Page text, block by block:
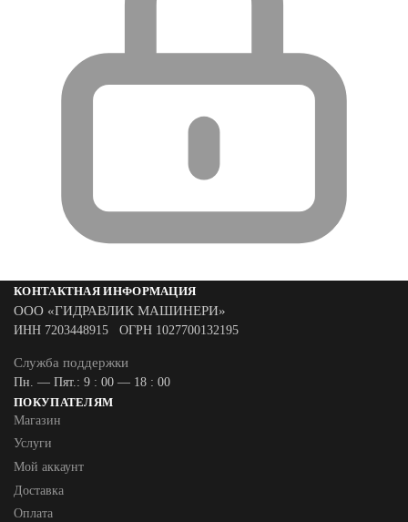
КОНТАКТНАЯ ИНФОРМАЦИЯ
ООО «ГИДРАВЛИК МАШИНЕРИ»
ИНН 7203448915 ОГРН 1027700132195
Служба поддержки
Пн. — Пят.: 9 : 00 — 18 : 00
ПОКУПАТЕЛЯМ
Магазин
Услуги
Мой аккаунт
Доставка
Оплата